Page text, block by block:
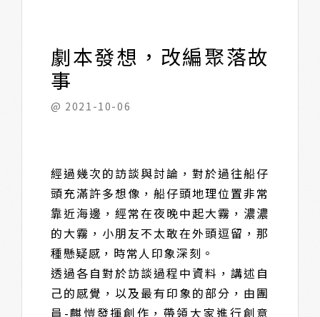
劇本發想，改編聚落故
事
@ 2021-10-06
經過幾次的訪談與討論，對於過往船仔
頭充滿許多想像，船仔頭地理位置非常
靠近海邊，經常在夜晚中起大霧，濃濃
的大霧，小朋友不太敢在外頭逗留，那
種懸疑感，時常人印象深刻。
透過各自對於訪談過程中資料，講述自
己的感覺，以及最有印象的部分，由團
員-麒愷發揮創作，帶領大家進行創意